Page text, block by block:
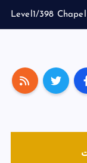
Level1/398